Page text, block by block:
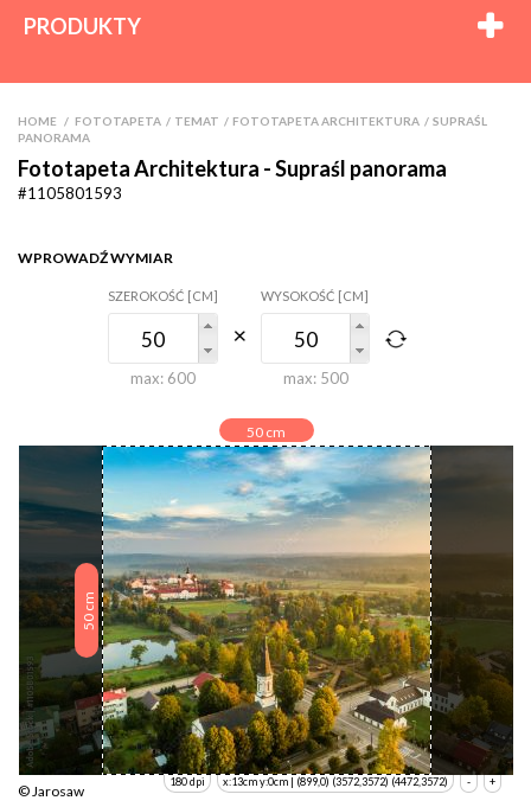
PRODUKTY
HOME FOTOTAPETA >TEMAT >FOTOTAPETA ARCHITEKTURA >SUPRAŚL
PANORAMA
Fototapeta Architektura - Supraśl panorama
#1105801593
50 cm
50
cm
+
-
x:13cm y:0cm | (899,0) (3572,3572) (4472,3572)
180 dpi
© Jarosaw
WPROWADŹ WYMIAR
SZEROKOŚĆ [CM]
max: 600
WYSOKOŚĆ [CM]
max: 500